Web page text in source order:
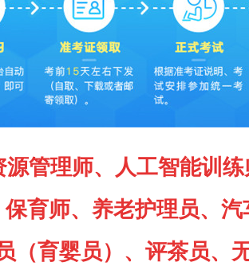
管理师、人工智能训
育师、养老护理员、汽
（育婴员）、评茶员、